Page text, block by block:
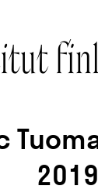
2019